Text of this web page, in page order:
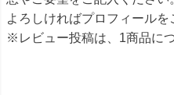
よろしければプロフィールを
※レビュー投稿は、1商品に